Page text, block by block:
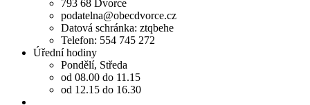
793 68 Dvorce
podatelna@obecdvorce.cz
Datová schránka: ztqbehe
Telefon: 554 745 272
Úřední hodiny
Pondělí, Středa
od 08.00 do 11.15
od 12.15 do 16.30